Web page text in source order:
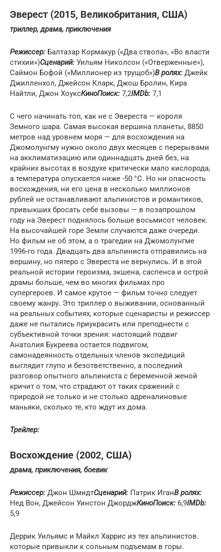
Эверест (2015, Великобритания, США)
триллер, драма, приключения
Режиссер: Балтазар Кормакур («Два ствола», «Во власти
стихии»)Сценарий: Уильям Николсон («Отверженные»),
Саймон Бофой («Миллионер из трущоб»)В ролях: Джейк
Джилленхол, Джейсон Кларк, Джош Бролин, Кира
Найтли, Джон ХоуксКиноПоиск: 7,2IMDb: 7,1
С чего начинать топ, как не с Эвереста — короля
Земного шара. Самая высокая вершина планеты, 8850
метров над уровнем моря — для восхождения на
Джомолунгму нужно около двух месяцев с перерывами
на акклиматизацию или одиннадцать дней без, на
крайних высотах в воздухе критически мало кислорода,
а температура опускается ниже -50 °C. Но ни опасность
восхождения, ни его цена в несколько миллионов
рублей не останавливают альпинистов и романтиков,
привыкших бросать себе вызовы — в позапрошлом
году на Эверест поднялось больше восьмисот человек.
На высочайшей горе Земли случаются даже очереди.
Но фильм не об этом, а о трагедии на Джомолунгме
1996-го года. Двадцать два альпиниста отправились на
вершину, но пятеро с Эвереста не вернулись. И в этой
реальной истории героизма, экшена, саспенса и острой
драмы больше, чем во многих фильмах про
супергероев. И самое крутое — фильм точно следует
своему жанру. Это триллер о выживании, основанный
на реальных событиях, которые сценаристы и режиссер
даже не пытались приукрасить или преподнести с
субъективной точки зрения: настоящий подвиг
Анатолия Букреева остается подвигом,
самонадеянность отдельных членов экспедиций
выглядит глупо и безответственно, а последний
разговор опытного альпиниста с беременной женой
кричит о том, что страдают от таких сражений с
природой не только и не столько адреналиновые
маньяки, сколько те, кто ждут их дома.
Трейлер:
Восхождение (2002, США)
драма, приключения, боевик
Режиссер: Джон ШмидтСценарий: Патрик ИганВ ролях:
Нед Вон, Джейсон Уинстон ДжорджКиноПоиск: 6,9IMDb:
5,9
Деррик Уильямс и Майкл Харрис из тех альпинистов.
которые привыкли к сольным подъемам в горы.